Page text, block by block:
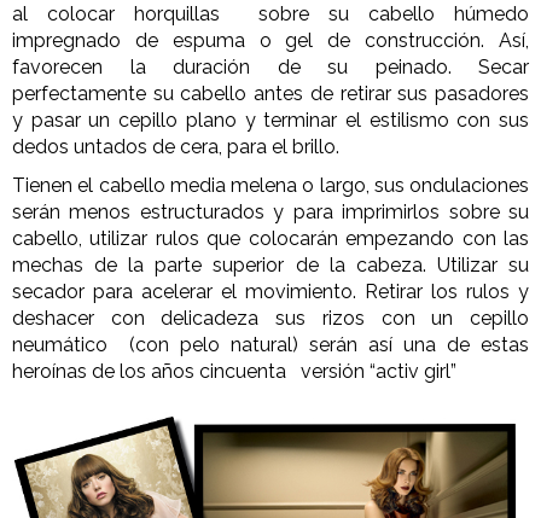
al colocar horquillas sobre su cabello húmedo
impregnado de espuma o gel de construcción. Así,
favorecen la duración de su peinado. Secar
perfectamente su cabello antes de retirar sus pasadores
y pasar un cepillo plano y terminar el estilismo con sus
dedos untados de cera, para el brillo.
Tienen el cabello media melena o largo, sus ondulaciones
serán menos estructurados y para imprimirlos sobre su
cabello, utilizar rulos que colocarán empezando con las
mechas de la parte superior de la cabeza. Utilizar su
secador para acelerar el movimiento. Retirar los rulos y
deshacer con delicadeza sus rizos con un cepillo
neumático (con pelo natural) serán así una de estas
heroínas de los años cincuenta versión “activ girl”